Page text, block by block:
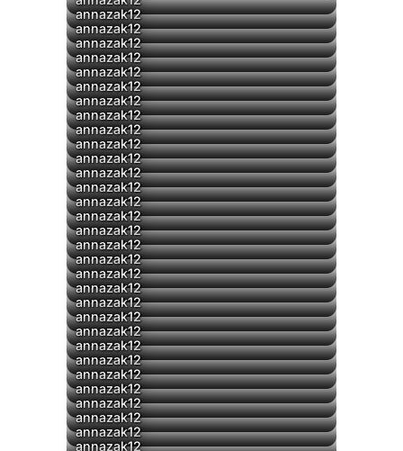
▶
annazak12
annazak12
▶
annazak12
▶
annazak12
annazak12
▶
annazak12
annazak12
annazak12
annazak12
▶
annazak12
annazak12
annazak12
annazak12
annazak12
annazak12
annazak12
annazak12
annazak12
annazak12
annazak12
annazak12
annazak12
annazak12
annazak12
▶
annazak12
annazak12
annazak12
annazak12
▶
annazak12
annazak12
annazak12